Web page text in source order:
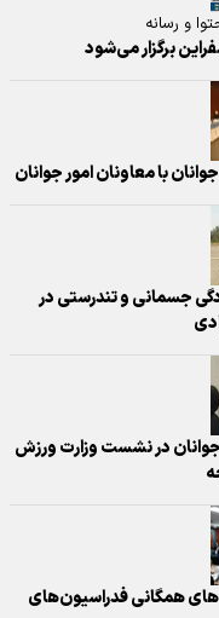
و رسانه
برگزار می‌شود
با معاونان امور جوانان
آمادگی جسمانی و تندرستی در
در نشست وزارت ورزش
همگانی فدراسیون‌های